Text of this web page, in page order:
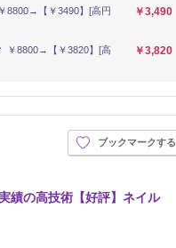
8800→【￥3490】[高円
￥3,490
￥8800→【￥3820】[高
￥3,820
ブックマークする
の高技術【好評】ネイル